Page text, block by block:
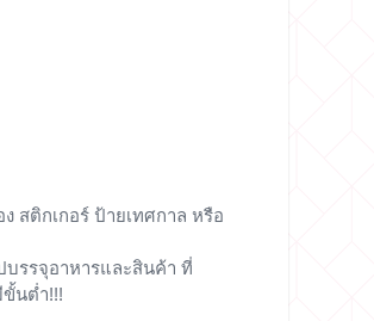
ง สติกเกอร์ ป้ายเทศกาล หรือ
บรรจุอาหารและสินค้า ที่
นต่ำ!!!